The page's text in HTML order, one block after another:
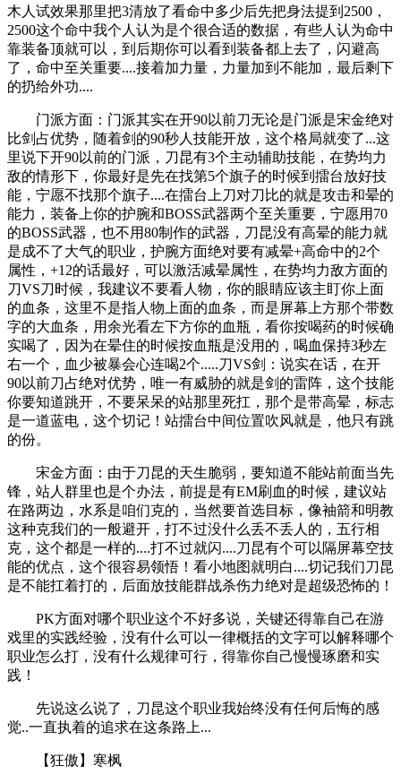
木人试效果那里把3清放了看命中多少后先把身法提到2500，
2500这个命中我个人认为是个很合适的数据，有些人认为命中
靠装备顶就可以，到后期你可以看到装备都上去了，闪避高
了，命中至关重要....接着加力量，力量加到不能加，最后剩下
的扔给外功....
门派方面：门派其实在开90以前刀无论是门派是宋金绝对
比剑占优势，随着剑的90秒人技能开放，这个格局就变了...这
里说下开90以前的门派，刀昆有3个主动辅助技能，在势均力
敌的情形下，你最好是先在找第5个旗子的时候到擂台放好技
能，宁愿不找那个旗子....在擂台上刀对刀比的就是攻击和晕的
能力，装备上你的护腕和BOSS武器两个至关重要，宁愿用70
的BOSS武器，也不用80制作的武器，刀昆没有高晕的能力就
是成不了大气的职业，护腕方面绝对要有减晕+高命中的2个
属性，+12的话最好，可以激活减晕属性，在势均力敌方面的
刀VS刀时候，我建议不要看人物，你的眼睛应该主盯你上面
的血条，这里不是指人物上面的血条，而是屏幕上方那个带数
字的大血条，用余光看左下方你的血瓶，看你按喝药的时候确
实喝了，因为在晕住的时候按血瓶是没用的，喝血保持3秒左
右一个，血少被暴会心连喝2个.....刀VS剑：说实在话，在开
90以前刀占绝对优势，唯一有威胁的就是剑的雷阵，这个技能
你要知道跳开，不要呆呆的站那里死扛，那个是带高晕，标志
是一道蓝电，这个切记！站擂台中间位置吹风就是，他只有跳
的份。
宋金方面：由于刀昆的天生脆弱，要知道不能站前面当先
锋，站人群里也是个办法，前提是有EM刷血的时候，建议站
在路两边，水系是咱们克的，当然要首选目标，像袖箭和明教
这种克我们的一般避开，打不过没什么丢不丢人的，五行相
克，这个都是一样的....打不过就闪....刀昆有个可以隔屏幕空技
能的优点，这个很容易领悟！看小地图就明白....切记我们刀昆
是不能扛着打的，后面放技能群战杀伤力绝对是超级恐怖的！
PK方面对哪个职业这个不好多说，关键还得靠自己在游
戏里的实践经验，没有什么可以一律概括的文字可以解释哪个
职业怎么打，没有什么规律可行，得靠你自己慢慢琢磨和实
践！
先说这么说了，刀昆这个职业我始终没有任何后悔的感
觉..一直执着的追求在这条路上...
【狂傲】寒枫